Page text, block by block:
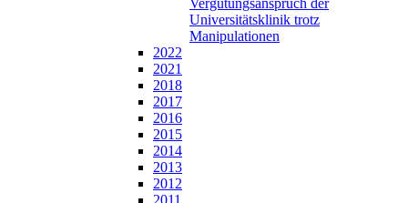
Vergütungsanspruch der
Universitätsklinik trotz
Manipulationen
2022
2021
2018
2017
2016
2015
2014
2013
2012
2011